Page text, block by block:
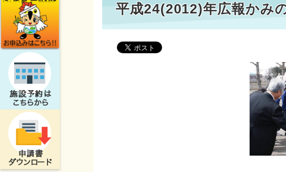
平成24(2012)年広報かみ